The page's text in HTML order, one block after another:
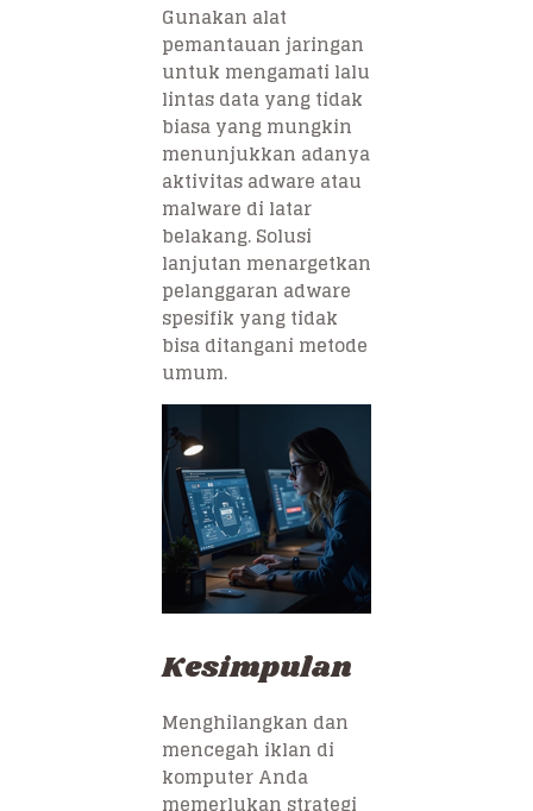
Gunakan alat
pemantauan jaringan
untuk mengamati lalu
lintas data yang tidak
biasa yang mungkin
menunjukkan adanya
aktivitas adware atau
malware di latar
belakang. Solusi
lanjutan menargetkan
pelanggaran adware
spesifik yang tidak
bisa ditangani metode
umum.
Kesimpulan
Menghilangkan dan
mencegah iklan di
komputer Anda